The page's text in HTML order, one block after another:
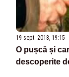
19 sept. 2018, 19:15
O pușcă și
descoperite